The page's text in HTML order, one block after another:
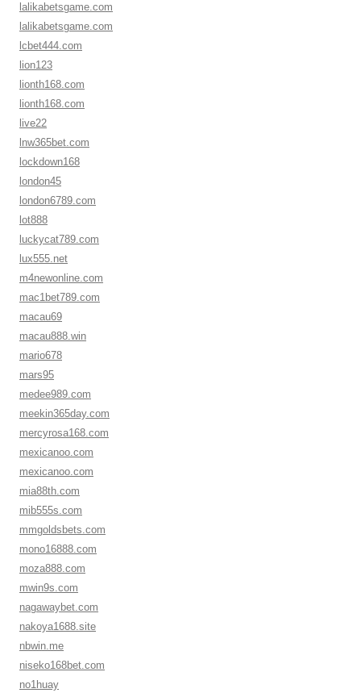
lalikabetsgame.com
lalikabetsgame.com
lcbet444.com
lion123
lionth168.com
lionth168.com
live22
lnw365bet.com
lockdown168
london45
london6789.com
lot888
luckycat789.com
lux555.net
m4newonline.com
mac1bet789.com
macau69
macau888.win
mario678
mars95
medee989.com
meekin365day.com
mercyrosa168.com
mexicanoo.com
mexicanoo.com
mia88th.com
mib555s.com
mmgoldsbets.com
mono16888.com
moza888.com
mwin9s.com
nagawaybet.com
nakoya1688.site
nbwin.me
niseko168bet.com
no1huay